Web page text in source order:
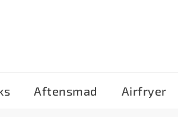
Aftensmad Airfryer